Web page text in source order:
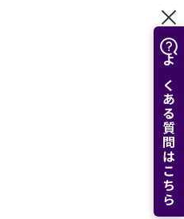
よくある質問はこちら